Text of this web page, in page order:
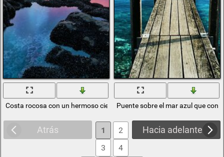
Costa rocosa con un hermoso cielo en las nubesPuente sobre el mar azul que
Atrás Hacia adelante
1
2
3
4